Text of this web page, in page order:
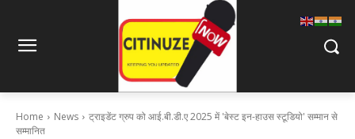
Home News
ट्राइडेंट ग्रुप को आई.बी.डी.ए 2025 में 'बेस्ट इन-हाउस स्टूडियो' सम्मान से
सम्मानित